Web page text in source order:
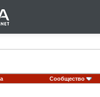
Сообщество